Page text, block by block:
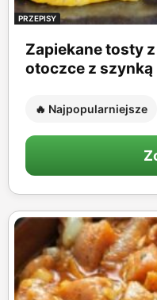
PRZEPISY
Zapiekane tosty
otoczce z szynką
🔥 Najpopularniejsze